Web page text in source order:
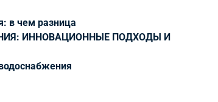
в чем разница
ИННОВАЦИОННЫЕ ПОДХОДЫ И